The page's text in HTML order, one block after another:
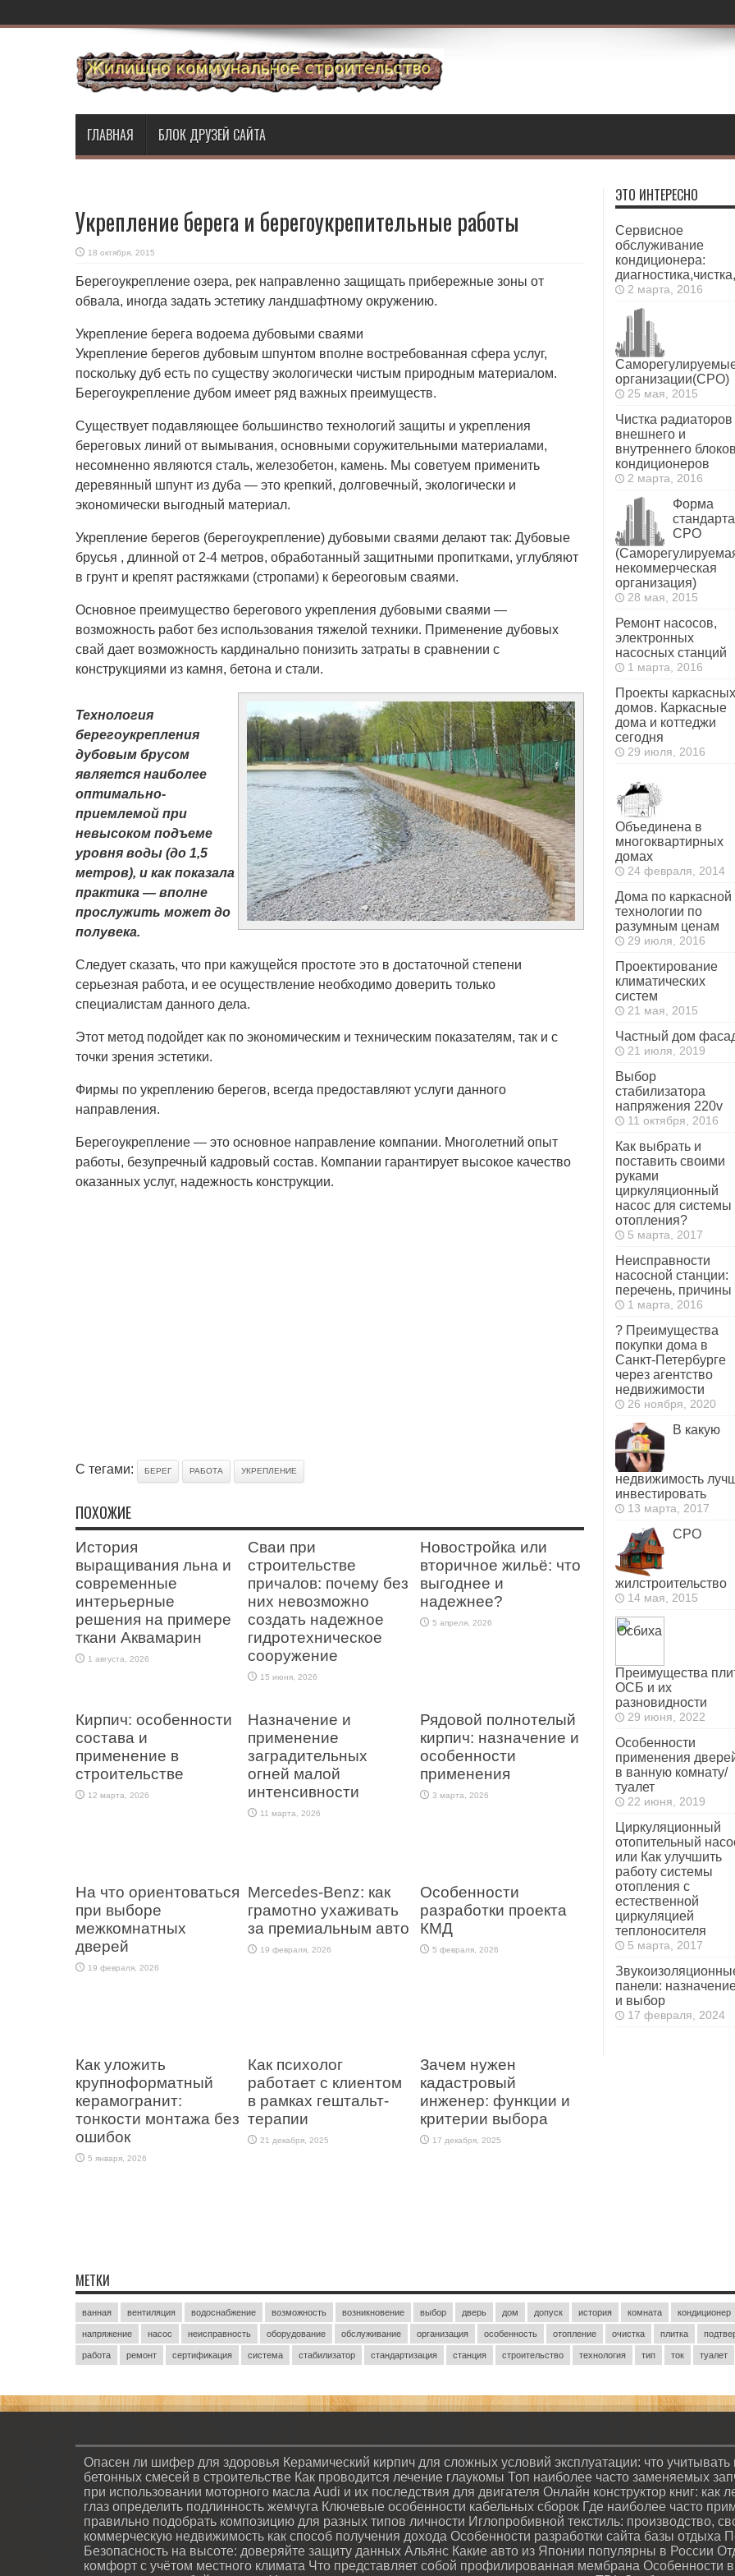
ГЛАВНАЯ БЛОК ДРУЗЕЙ САЙТА
Укрепление берега и берегоукрепительные работы
18 октября, 2015
Берегоукрепление озера, рек направленно защищать прибережные зоны от
обвала, иногда задать эстетику ландшафтному окружению.
Укрепление берега водоема дубовыми сваями
Укрепление берегов дубовым шпунтом вполне востребованная сфера услуг,
поскольку дуб есть по существу экологически чистым природным материалом.
Берегоукрепление дубом имеет ряд важных преимуществ.
Существует подавляющее большинство технологий защиты и укрепления
береговых линий от вымывания, основными соружительными материалами,
несомненно являются сталь, железобетон, камень. Мы советуем применить
деревянный шпунт из дуба — это крепкий, долговечный, экологически и
экономически выгодный материал.
Укрепление берегов (берегоукрепление) дубовыми сваями делают так: Дубовые
брусья , длинной от 2-4 метров, обработанный защитными пропитками, углубляют
в грунт и крепят растяжками (стропами) к береоговым сваями.
Основное преимущество берегового укрепления дубовыми сваями —
возможность работ без использования тяжелой техники. Применение дубовых
свай дает возможность кардинально понизить затраты в сравнении с
конструкциями из камня, бетона и стали.
Технология
берегоукрепления
дубовым брусом
является наиболее
оптимально-
приемлемой при
невысоком подъеме
уровня воды (до 1,5
метров), и как показала
практика — вполне
прослужить может до
полувека.
Следует сказать, что при кажущейся простоте это в достаточной степени
серьезная работа, и ее осуществление необходимо доверить только
специалистам данного дела.
Этот метод подойдет как по экономическим и техническим показателям, так и с
точки зрения эстетики.
Фирмы по укреплению берегов, всегда предоставляют услуги данного
направления.
Берегоукрепление — это основное направление компании. Многолетний опыт
работы, безупречный кадровый состав. Компании гарантирует высокое качество
оказанных услуг, надежность конструкции.
С тегами: БЕРЕГ РАБОТА УКРЕПЛЕНИЕ
ПОХОЖИЕ
История
выращивания льна и
современные
интерьерные
решения на примере
ткани Аквамарин
1 августа, 2026
Сваи при
строительстве
причалов: почему без
них невозможно
создать надежное
гидротехническое
сооружение
15 июня, 2026
Новостройка или
вторичное жильё: что
выгоднее и
надежнее?
5 апреля, 2026
Кирпич: особенности
состава и
применение в
строительстве
12 марта, 2026
Назначение и
применение
заградительных
огней малой
интенсивности
11 марта, 2026
Рядовой полнотелый
кирпич: назначение и
особенности
применения
3 марта, 2026
На что ориентоваться
при выборе
межкомнатных
дверей
19 февраля, 2026
Mercedes-Benz: как
грамотно ухаживать
за премиальным авто
19 февраля, 2026
Особенности
разработки проекта
КМД
5 февраля, 2026
Как уложить
крупноформатный
керамогранит:
тонкости монтажа без
ошибок
5 января, 2026
Как психолог
работает с клиентом
в рамках гештальт-
терапии
21 декабря, 2025
Зачем нужен
кадастровый
инженер: функции и
критерии выбора
17 декабря, 2025
ЭТО ИНТЕРЕСНО
Сервисное
обслуживание
кондиционера:
2 марта, 2016
организации(СРО)
25 мая, 2015
Чистка радиаторов
внешнего и
внутреннего блоков
кондиционеров
2 марта, 2016
Форма
стандарта
СРО
некоммерческая
организация)
28 мая, 2015
Ремонт насосов,
электронных
насосных станций
1 марта, 2016
Проекты каркасных
домов. Каркасные
дома и коттеджи
сегодня
29 июля, 2016
Объединена в
многоквартирных
домах
24 февраля, 2014
Дома по каркасной
технологии по
разумным ценам
29 июля, 2016
Проектирование
климатических
систем
21 мая, 2015
Частный дом
21 июля, 2019
Выбор
стабилизатора
напряжения 220v
11 октября, 2016
Как выбрать и
поставить своими
руками
циркуляционный
насос для системы
отопления?
5 марта, 2017
Неисправности
насосной станции:
перечень, причины
1 марта, 2016
? Преимущества
покупки дома в
Санкт-Петербурге
через агентство
недвижимости
26 ноября, 2020
В какую
недвижимость
инвестировать
13 марта, 2017
СРО
жилстроительство
14 мая, 2015
Преимущества
ОСБ и их
разновидности
29 июня, 2022
Особенности
применения
в ванную комнату/
туалет
22 июня, 2019
Циркуляционный
отопительный
или Как улучшить
работу системы
отопления с
естественной
циркуляцией
теплоносителя
5 марта, 2017
панели:
и выбор
17 февраля, 2024
МЕТКИ
ванная вентиляция водоснабжение возможность возникновение выбор дверь дом допуск история комната кондиционер
напряжение насос неисправность оборудование обслуживание организация особенность отопление очистка плитка
работа ремонт сертификация система стабилизатор стандартизация станция строительство технология тип ток туалет
Опасен ли шифер для здоровья Керамический кирпич для сложных условий эксплуатации: что
бетонных смесей в строительстве Как проводится лечение глаукомы Топ наиболее часто заменяемых
при использовании моторного масла Audi и их последствия для двигателя Онлайн конструктор книг: как
глаз определить подлинность жемчуга Ключевые особенности кабельных сборок Где наиболее часто
правильно подобрать композицию для разных типов личности Иглопробивной текстиль: производство,
коммерческую недвижимость как способ получения дохода Особенности разработки сайта базы отдыха
Безопасность на высоте: доверяйте защиту данных Альянс Какие авто из Японии популярны в России
комфорт с учётом местного климата Что представляет собой профилированная мембрана Особенности